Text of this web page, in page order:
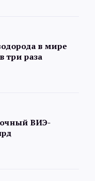
в мире
три раза
ВИЭ-